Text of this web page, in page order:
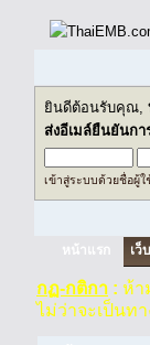
ยินดีต้อนรับคุณ,
ส่งอีเมล์ยืนยันกา
เข้าสู่ระบบด้วยชื่อผู้ใ
หน้าแรก เว็
กฏ-กติกา : ห้า
ไม่ว่าจะเป็นท